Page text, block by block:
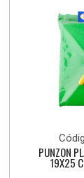
PUNZON
19X25